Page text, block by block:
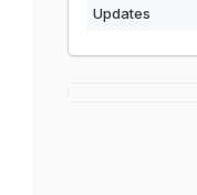
Updates